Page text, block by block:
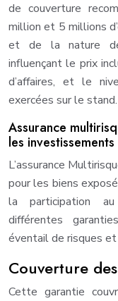
de couverture
million et 5 millions
et de la nature
influençant le prix
d’affaires, et le
exercées sur le stand.
Assurance
les investissements
L’assurance
pour les biens
la participation
différentes
éventail de risques
Couverture
Cette garantie